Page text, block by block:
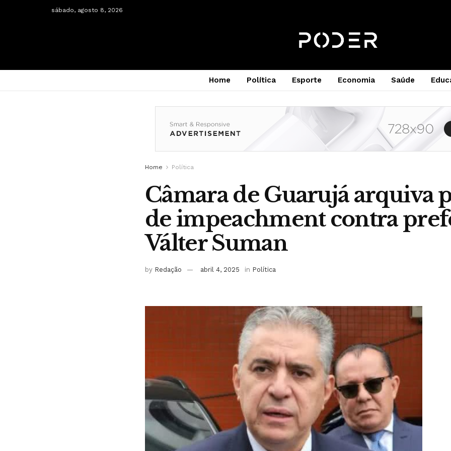
sábado, agosto 8, 2026
Home Política Esporte Economia Saúde
Home Política
Câmara de Guarujá arquiva
de impeachment contra
Válter Suman
by Redação abril 4, 2025 in Política